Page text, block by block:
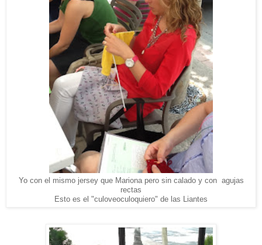
Yo con el mismo jersey que Mariona pero sin calado y con agujas
rectas
Esto es el "culoveoculoquiero" de las Liantes